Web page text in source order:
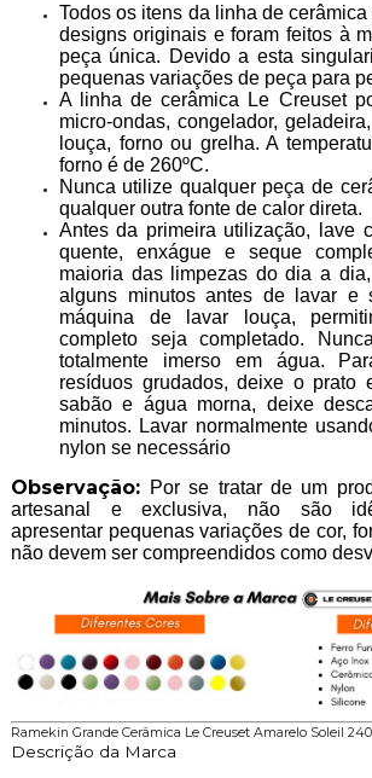
Todos os itens da linha de
designs originais e foram feitos à
peça única. Devido a esta
pequenas variações de peça para
A linha de cerâmica Le Creuset
micro-ondas, congelador,
louça, forno ou grelha. A
forno é de 260ºC.
Nunca utilize qualquer peça de
qualquer outra fonte de calor direta.
Antes da primeira utilização, lave
quente, enxágue e seque
maioria das limpezas do dia a
alguns minutos antes de lavar e
máquina de lavar louça,
completo seja completado.
totalmente imerso em água.
resíduos grudados, deixe o prato
sabão e água morna, deixe
minutos. Lavar normalmente
nylon se necessário
Observação: Por se tratar de um
artesanal e exclusiva, não são
apresentar pequenas variações de cor,
não devem ser compreendidos como
Ramekin Grande Cerâmica Le Creuset Amarelo Soleil
Descrição da Marca